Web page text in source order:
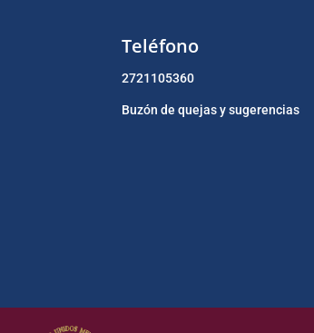
Teléfono
2721105360
Buzón de quejas y sugerencias